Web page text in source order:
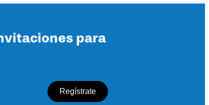
para